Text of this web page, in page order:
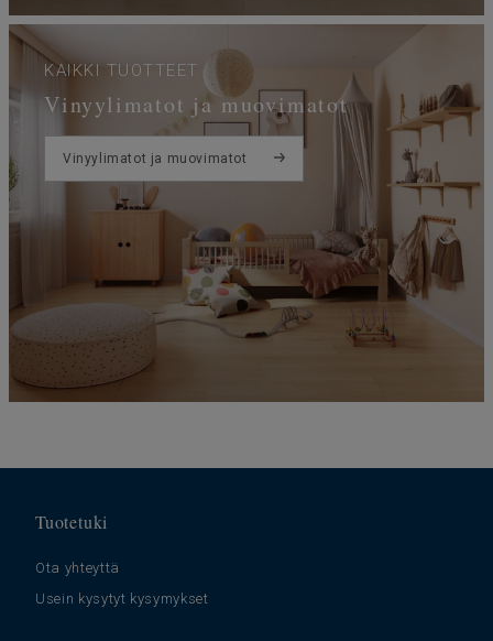
KAIKKI TUOTTEET
Vinyylimatot ja muovimatot
Vinyylimatot ja muovimatot
Tuotetuki
Ota yhteyttä
Usein kysytyt kysymykset